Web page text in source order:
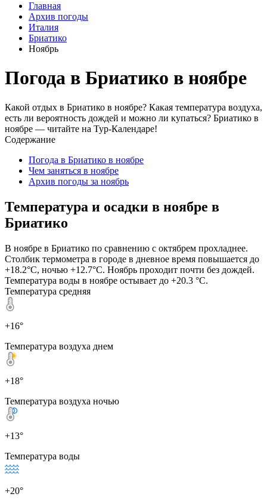
Главная
Архив погоды
Италия
Бриатико
Ноябрь
Погода в Бриатико в ноябре
Какой отдых в Бриатико в ноябре? Какая температура воздуха,
есть ли вероятность дождей и можно ли купаться? Бриатико в
ноябре — читайте на Тур-Календаре!
Содержание
Погода в Бриатико в ноябре
Чем заняться в ноябре
Архив погоды за ноябрь
Температура и осадки в ноябре в
Бриатико
В ноябре в Бриатико по сравнению с октябрем прохладнее.
Столбик термометра в городе в дневное время повышается до
+18.2°C, ночью +12.7°C. Ноябрь проходит почти без дождей.
Температура воды в ноябре остывает до +20.3 °C.
Температура средняя
+16°
Температура воздуха днем
+18°
Температура воздуха ночью
+13°
Температура воды
+20°